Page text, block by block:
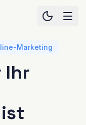
Marketing
Ihr